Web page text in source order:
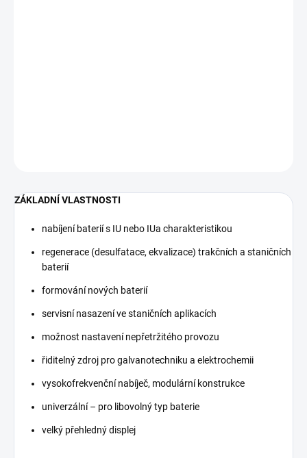
ZÁKLADNÍ VLASTNOSTI
nabíjení baterií s IU nebo IUa charakteristikou
regenerace (desulfatace, ekvalizace) trakčních a staničních
baterií
formování nových baterií
servisní nasazení ve staničních aplikacích
možnost nastavení nepřetržitého provozu
řiditelný zdroj pro galvanotechniku a elektrochemii
vysokofrekvenční nabíječ, modulární konstrukce
univerzální – pro libovolný typ baterie
velký přehledný displej